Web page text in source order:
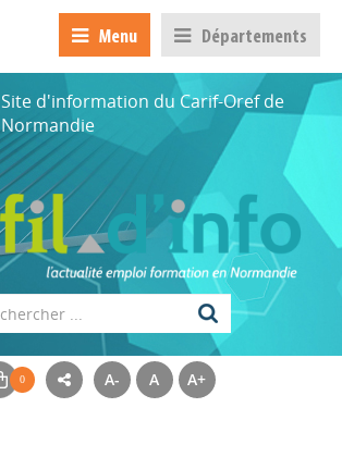
Menu Départements
Site d'information du Carif-Oref de
Normandie
A- A A+